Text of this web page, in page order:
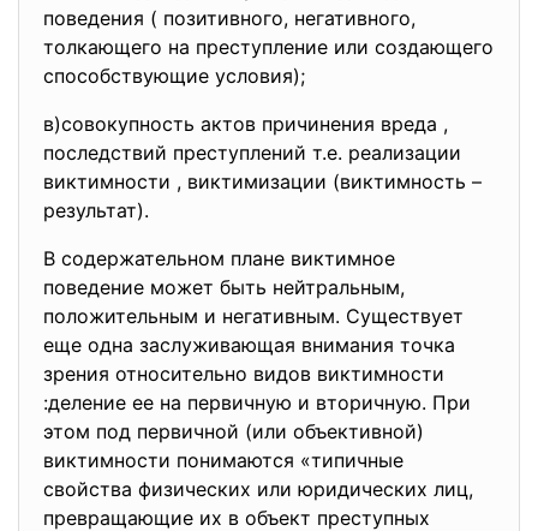
поведения ( позитивного, негативного,
толкающего на преступление или создающего
способствующие условия);
в)совокупность актов причинения вреда ,
последствий преступлений т.е. реализации
виктимности , виктимизации (виктимность –
результат).
В содержательном плане виктимное
поведение может быть нейтральным,
положительным и негативным. Существует
еще одна заслуживающая внимания точка
зрения относительно видов виктимности
:деление ее на первичную и вторичную. При
этом под первичной (или объективной)
виктимности понимаются «типичные
свойства физических или юридических лиц,
превращающие их в объект преступных